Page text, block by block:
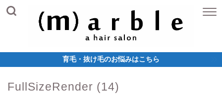
育毛・抜け毛のお悩みはこちら
FullSizeRender (14)